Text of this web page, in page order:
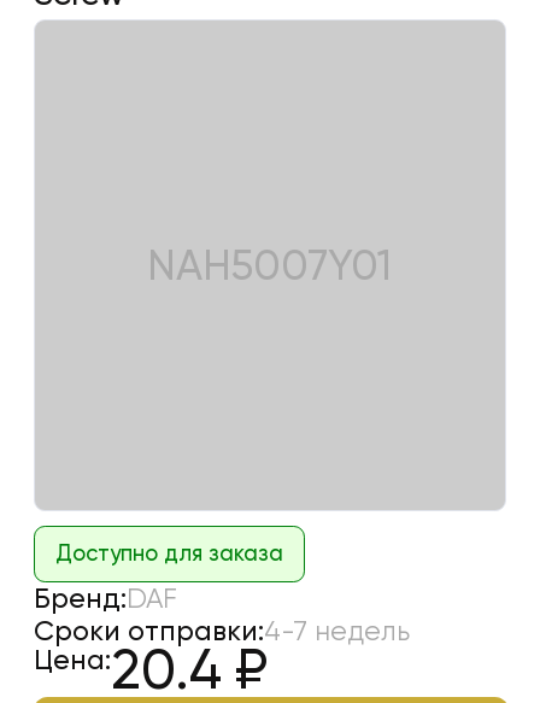
NAH5007Y01
Доступно для заказа
Бренд:DAF
Сроки отправки:4-7 недель
Цена:20.4 ₽